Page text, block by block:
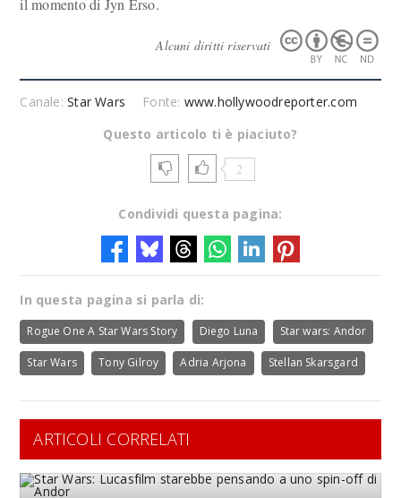
il momento di Jyn Erso.
Alcuni diritti riservati
Canale:Star Wars Fonte: www.hollywoodreporter.com
Questo articolo ti è piaciuto?
2
Condividi questa pagina:
In questa pagina si parla di:
Rogue One A Star Wars Story Diego Luna Star wars: Andor
Star Wars Tony Gilroy Adria Arjona Stellan Skarsgard
ARTICOLI CORRELATI